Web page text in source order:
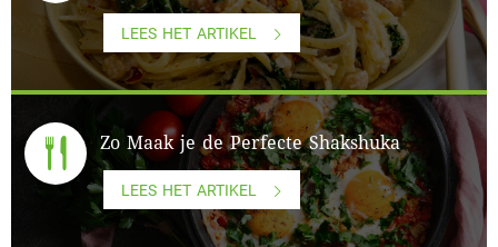
LEES HET ARTIKEL
Zo Maak je de Perfecte Shakshuka
LEES HET ARTIKEL